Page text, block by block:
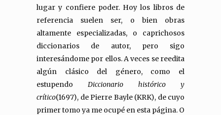
lugar y confiere poder. Hoy los libros de
referencia suelen ser, o bien obras
altamente especializadas, o caprichosos
diccionarios de autor, pero sigo
interesándome por ellos. A veces se reedita
algún clásico del género, como el
estupendo Diccionario histórico y
crítico(1697), de Pierre Bayle (KRK), de cuyo
primer tomo ya me ocupé en esta página. O